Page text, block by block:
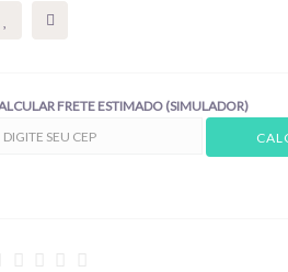
FRETE ESTIMADO (SIMULADOR)